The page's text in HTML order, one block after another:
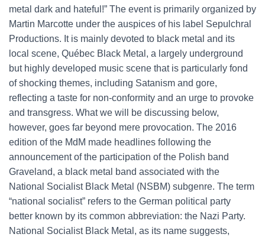
metal dark and hateful!” The event is primarily organized by
Martin Marcotte under the auspices of his label Sepulchral
Productions. It is mainly devoted to black metal and its
local scene, Québec Black Metal, a largely underground
but highly developed music scene that is particularly fond
of shocking themes, including Satanism and gore,
reflecting a taste for non-conformity and an urge to provoke
and transgress. What we will be discussing below,
however, goes far beyond mere provocation. The 2016
edition of the MdM made headlines following the
announcement of the participation of the Polish band
Graveland, a black metal band associated with the
National Socialist Black Metal (NSBM) subgenre. The term
“national socialist” refers to the German political party
better known by its common abbreviation: the Nazi Party.
National Socialist Black Metal, as its name suggests,